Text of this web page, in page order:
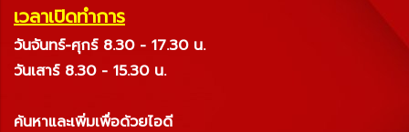
เวลาเปิดทำการ
วันจันทร์-ศุกร์ 8.30 - 17.30 น.
วันเสาร์ 8.30 - 15.30 น.
ค้นหาและเพิ่มเพื่อด้วยไอดี